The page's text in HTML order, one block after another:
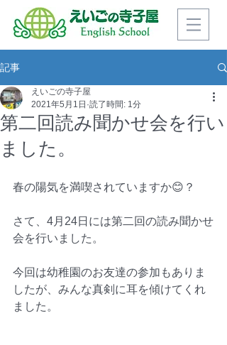
記事
第二回読み聞かせ会を行い
ました。
えいごの寺子屋
2021年5月1日 読了時間: 1分
春の陽気を満喫されていますか😊？
さて、4月24日には第二回の読み聞かせ
会を行いました。
今回は幼稚園のお友達の参加もありま
したが、みんな真剣に耳を傾けてくれ
ました。